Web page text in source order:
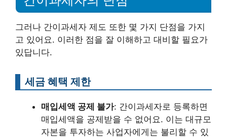
그러나 간이과세자 제도 또한 몇 가지 단점을 가지
고 있어요. 이러한 점을 잘 이해하고 대비할 필요가
있답니다.
세금 혜택 제한
매입세액 공제 불가: 간이과세자로 등록하면
매입세액을 공제받을 수 없어요. 이는 대규모
자본을 투자하는 사업자에게는 불리할 수 있